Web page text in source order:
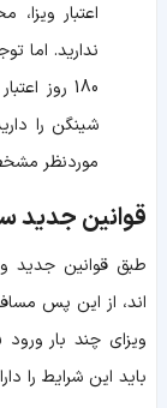
اعتبار
ندارید. اما
شینگن را
موردنظر
قوانین جدید سال 2020 برای مسافران
اند، از این پس
باید این شرایط را